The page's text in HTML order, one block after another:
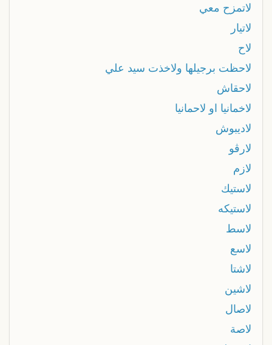
لاتمزح معي
لاتيار
لاح
لاحظت برجيلها ولاخذت سيد علي
لاحقاش
لاخمانیا او لاحمانیا
لاديبوش
لارڨو
لازم
لاستيك
لاستيكه
لاسط
لاسع
لاشتا
لاشين
لاصال
لاصة